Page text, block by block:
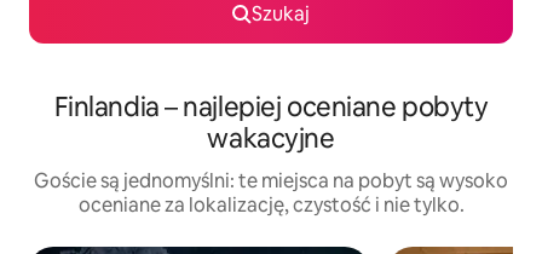
Szukaj
Finlandia – najlepiej oceniane pobyty
wakacyjne
Goście są jednomyślni: te miejsca na pobyt są wysoko
oceniane za lokalizację, czystość i nie tylko.